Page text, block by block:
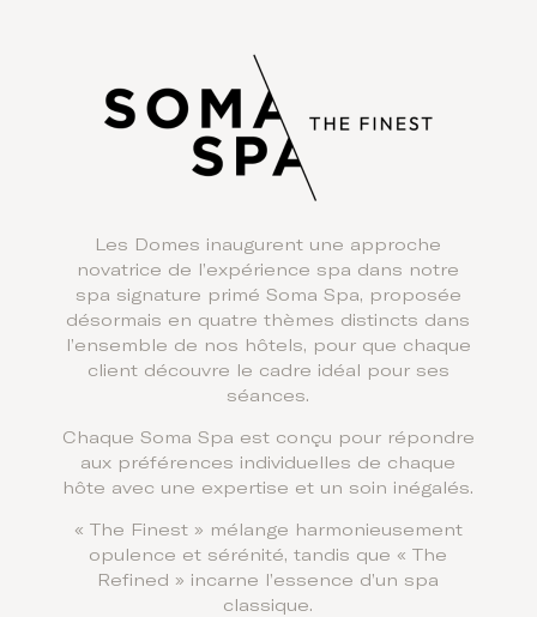
Les Domes inaugurent une approche
novatrice de l’expérience spa dans notre
spa signature primé Soma Spa, proposée
désormais en quatre thèmes distincts dans
l’ensemble de nos hôtels, pour que chaque
client découvre le cadre idéal pour ses
séances.
Chaque Soma Spa est conçu pour répondre
aux préférences individuelles de chaque
hôte avec une expertise et un soin inégalés.
« The Finest » mélange harmonieusement
opulence et sérénité, tandis que « The
Refined » incarne l’essence d’un spa
classique.